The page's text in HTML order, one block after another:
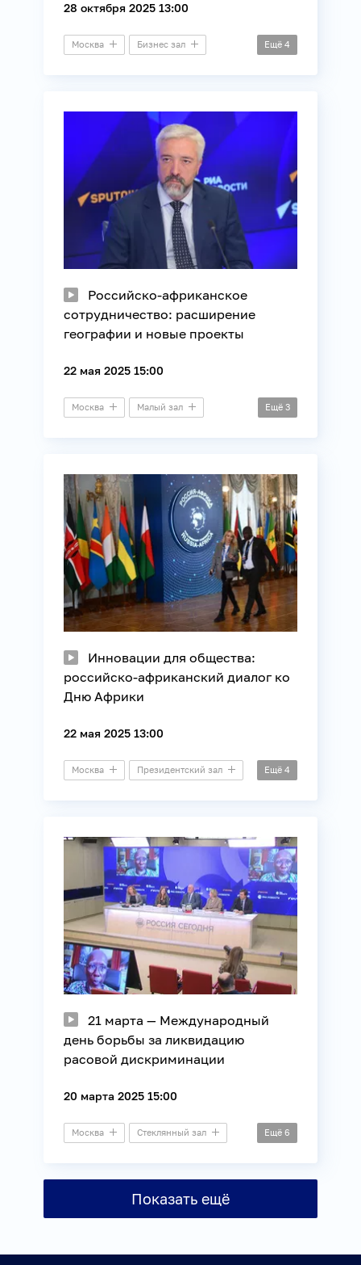
28 октября 2025 13:00
Москва Бизнес зал Ещё 4
Российско-африканское
сотрудничество: расширение
географии и новые проекты
22 мая 2025 15:00
Москва Малый зал Ещё 3
Инновации для общества:
российско-африканский диалог ко
Дню Африки
22 мая 2025 13:00
Москва Президентский зал
Международные отношения
Ещё 4
21 марта — Международный
день борьбы за ликвидацию
расовой дискриминации
20 марта 2025 15:00
Москва Стеклянный зал
Внешняя политика Книги
Международные отношения
Ещё 6
Показать ещё